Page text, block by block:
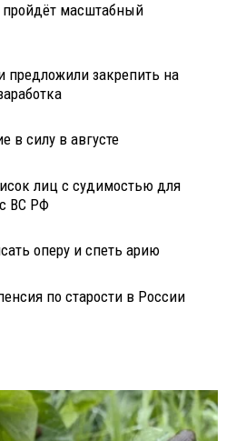
масштабный
предложили закрепить на
в силу в августе
лиц с судимостью для
ВС РФ
оперу и спеть арию
по старости в России